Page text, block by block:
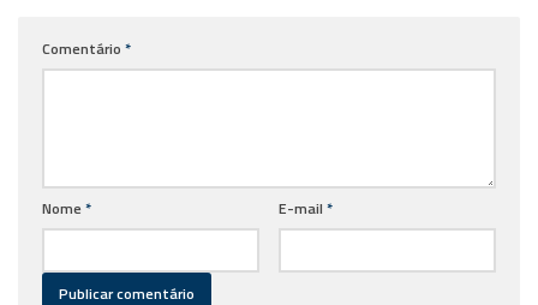
Comentário *
Nome * E-mail *